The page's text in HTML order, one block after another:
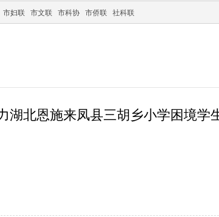
市妇联 市文联 市科协 市侨联 社科联
湖北恩施来凤县三胡乡小学困境学